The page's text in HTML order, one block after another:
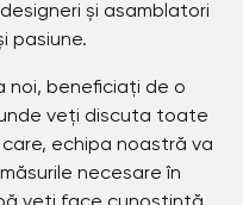
și asamblatori
pasiune.
noi, beneficiați de o
unde veți discuta toate
echipa noastră va
necesare în